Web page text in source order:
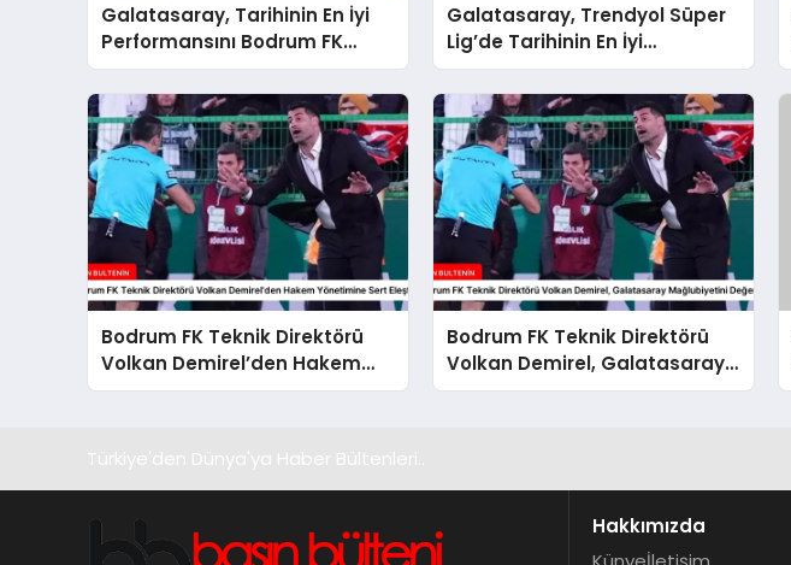
Galatasaray, Tarihinin En İyi
Performansını Bodrum FK
Galibiyetiyle Taçlandırdı
Galatasaray, Trendyol Süper
Lig’de Tarihinin En İyi
Performansını Gösterdi
Bodrum FK Teknik Direktörü
Volkan Demirel’den Hakem
Yönetimine Sert Eleştiri
Bodrum FK Teknik Direktörü
Volkan Demirel, Galatasaray
Mağlubiyetini Değerlendirdi
Türkiye'den Dünya'ya Haber Bültenleri..
Hakkımızda